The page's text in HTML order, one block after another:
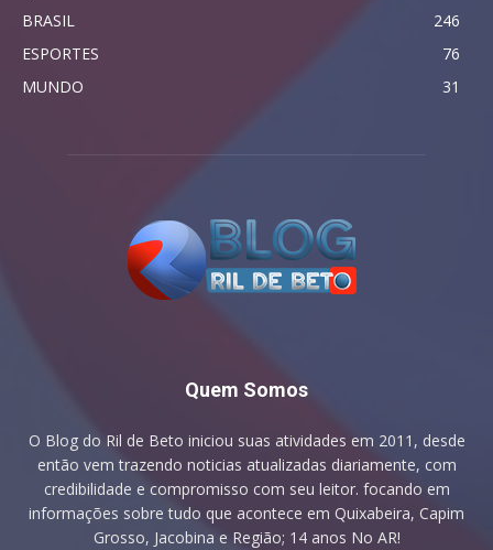
BRASIL
246
ESPORTES
76
MUNDO
31
Quem Somos
O Blog do Ril de Beto iniciou suas atividades em 2011, desde
então vem trazendo noticias atualizadas diariamente, com
credibilidade e compromisso com seu leitor. focando em
informações sobre tudo que acontece em Quixabeira, Capim
Grosso, Jacobina e Região; 14 anos No AR!